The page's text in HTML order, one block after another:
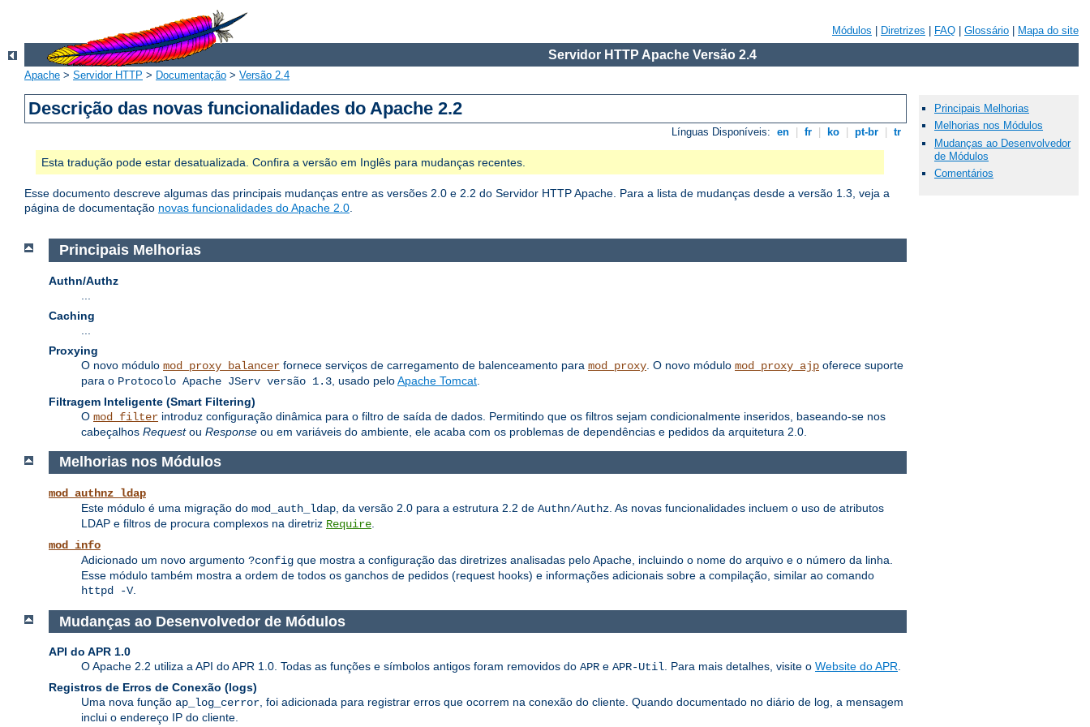
Módulos Diretrizes FAQ Glossário Mapa do site
Servidor HTTP Apache Versão 2.4
Apache > Servidor HTTP > Documentação > Versão 2.4
Descrição das novas funcionalidades do Apache 2.2
Línguas Disponíveis: en fr ko pt-br tr
Esta tradução pode estar desatualizada. Confira a versão em Inglês para mudanças recentes.
Esse documento descreve algumas das principais mudanças entre as versões 2.0 e 2.2 do Servidor HTTP Apache. Para a lista de mudanças desde a versão 1.3, veja a
página de documentação novas funcionalidades do Apache 2.0.
Principais Melhorias
Melhorias nos Módulos
Mudanças ao Desenvolvedor
de Módulos
Comentários
Principais Melhorias
Authn/Authz
Caching
Proxying
O novo módulo mod_proxy_balancer fornece serviços de carregamento de balenceamento para mod_proxy . O novo módulo mod_proxy_ajp oferece suporte
para o Protocolo Apache JServ versão 1.3 , usado peloApache Tomcat
Filtragem Inteligente (Smart Filtering)
O mod_filter introduz configuração dinâmica para o filtro de saída de dados. Permitindo que os filtros sejam condicionalmente inseridos, baseando-se nos
cabeçalhos Requestou Response ou em variáveis do ambiente, ele acaba com os problemas de dependências e pedidos da arquitetura 2.0.
Melhorias nos Módulos
mod_authnz_ldap
Este módulo é uma migração do mod_auth_ldap , da versão 2.0 para a estrutura 2.2 de Authn/Authz . As novas funcionalidades incluem o uso de atributos
LDAP e filtros de procura complexos na diretriz Require
mod_info
Adicionado um novo argumento ?config que mostra a configuração das diretrizes analisadas pelo Apache, incluindo o nome do arquivo e o número da linha.
Esse módulo também mostra a ordem de todos os ganchos de pedidos (request hooks) e informações adicionais sobre a compilação, similar ao comando
httpd -V.
Mudanças ao Desenvolvedor de Módulos
API do APR 1.0
O Apache 2.2 utiliza a API do APR 1.0. Todas as funções e símbolos antigos foram removidos do APR e APR-Util. Para mais detalhes, visite o Website do APR.
Registros de Erros de Conexão (logs)
Uma nova função ap_log_cerror, foi adicionada para registrar erros que ocorrem na conexão do cliente. Quando documentado no diário de log, a mensagem
inclui o endereço IP do cliente.